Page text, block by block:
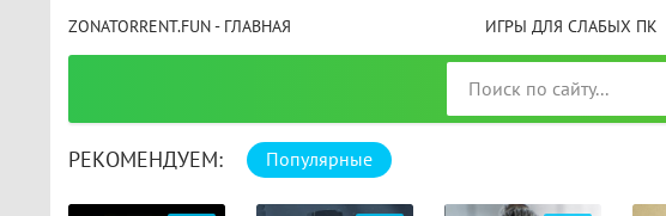
ZONATORRENT.FUN - ГЛАВНАЯ ИГРЫ ДЛЯ СЛАБЫХ ПК
РЕКОМЕНДУЕМ: Популярные